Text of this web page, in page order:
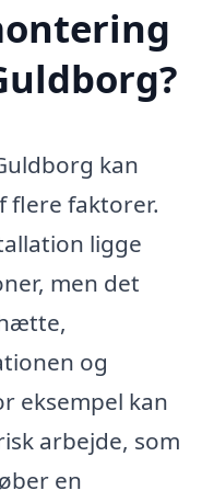
kan
flere faktorer.
ligge
men det
og
eksempel kan
arbejde, som
en